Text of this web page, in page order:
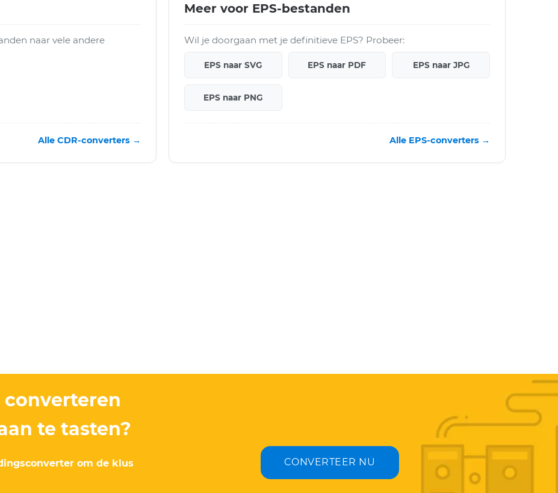
naar vele andere
Alle CDR-converters →
Meer voor EPS-bestanden
Wil je doorgaan met je definitieve EPS? Probeer:
EPS naar SVG EPS naar PDF EPS naar JPG
EPS naar PNG
Alle EPS-converters →
converteren
te tasten?
om de klus
CONVERTEER NU